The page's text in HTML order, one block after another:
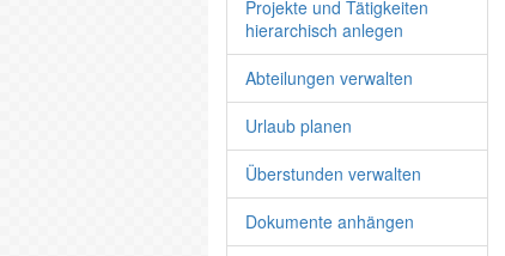
Projekte und Tätigkeiten
hierarchisch anlegen
Abteilungen verwalten
Urlaub planen
Überstunden verwalten
Dokumente anhängen